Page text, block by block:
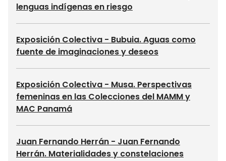
lenguas indígenas en riesgo
Exposición Colectiva - Bubuia. Aguas como
fuente de imaginaciones y deseos
Exposición Colectiva - Musa. Perspectivas
femeninas en las Colecciones del MAMM y
MAC Panamá
Juan Fernando Herrán - Juan Fernando
Herrán. Materialidades y constelaciones